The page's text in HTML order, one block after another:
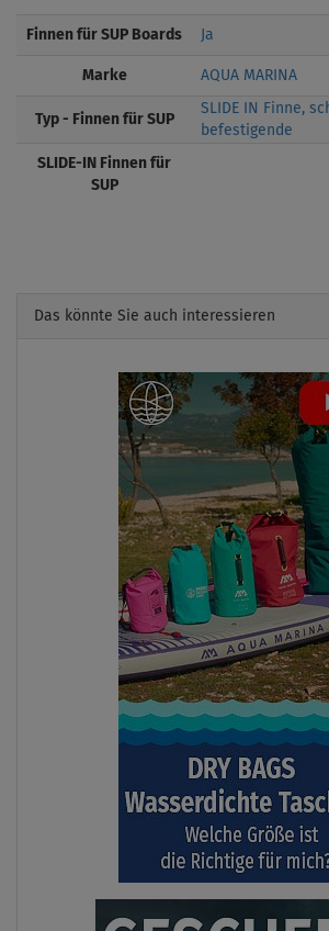
Finnen für SUP Boards Ja
Marke AQUA MARINA
Typ - Finnen für SUP
SLIDE IN Finne,
befestigende
SLIDE-IN Finnen für
SUP
Das könnte Sie auch interessieren
Previous